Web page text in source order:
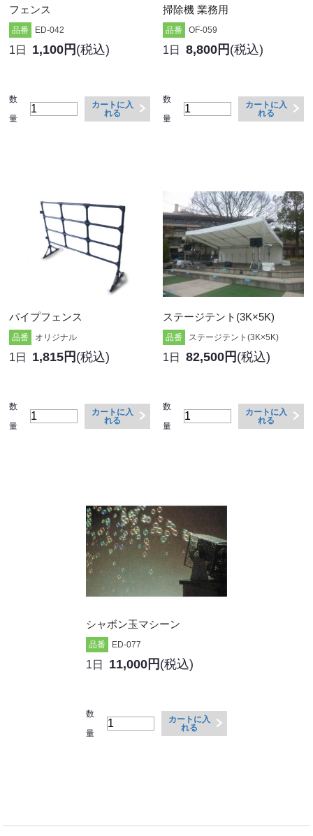
フェンス
品番 ED-042
1日 1,100円 (税込)
数
量
カートに入
れる
掃除機 業務用
品番 OF-059
1日 8,800円 (税込)
数
量
カートに入
れる
パイプフェンス
品番 オリジナル
1日 1,815円 (税込)
数
量
カートに入
れる
ステージテント(3K×5K)
品番 ステージテント(3K×5K)
1日 82,500円 (税込)
数
量
カートに入
れる
シャボン玉マシーン
品番 ED-077
1日 11,000円 (税込)
数
量
カートに入
れる